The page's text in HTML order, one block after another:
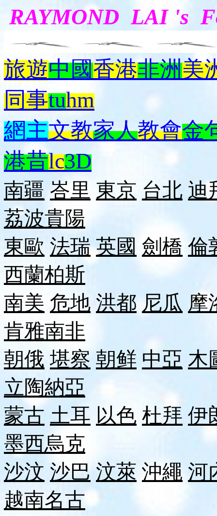
RAYMOND LAI 's
旅遊中國香港非洲美
同事tuhm
網主文教家人教會金
港昔lc3D
南疆 峇里 東京 台北 迪
荔波貴陽
東歐 法瑞 英國 劍橋 倫
西蘭柏斯
南美 危地 洪都 尼瓜 摩
肯雅南非
朝俄 堪察 朝鲜 中亞 木
立陶納亞
蒙古 土耳 以色 杜拜 伊
墨西烏克
沙汶 沙巴 汶萊 沖繩 河
越南名古